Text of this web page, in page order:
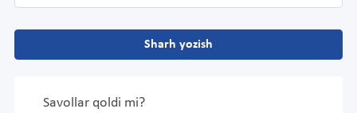
Sharh yozish
Savollar qoldi mi?